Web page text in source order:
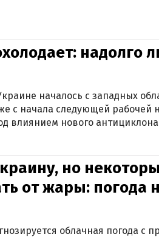
надолго
началось с западных
с начала следующей рабочей
влиянием нового
но
от жары: погода
облачная погода с